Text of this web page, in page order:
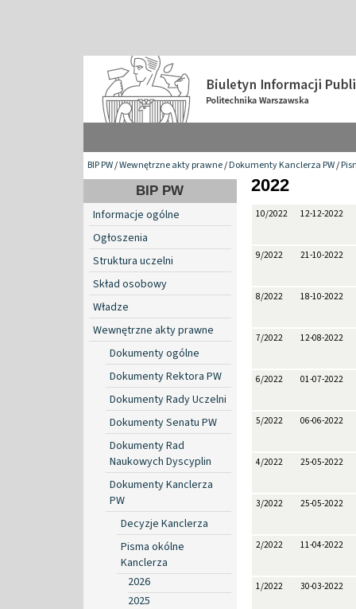
BIP PW/Wewnętrzne akty prawne/Dokumenty Kanclerza PW/
BIP PW
Informacje ogólne
Ogłoszenia
Struktura uczelni
Skład osobowy
Władze
Wewnętrzne akty prawne
Dokumenty ogólne
Dokumenty Rektora PW
Dokumenty Rady Uczelni
Dokumenty Senatu PW
Dokumenty Rad
Naukowych Dyscyplin
Dokumenty Kanclerza
PW
Decyzje Kanclerza
Pisma okólne
Kanclerza
2026
2025
2022
10/2022 12-12-2022
9/2022 21-10-2022
8/2022 18-10-2022
7/2022 12-08-2022
6/2022 01-07-2022
5/2022 06-06-2022
4/2022 25-05-2022
3/2022 25-05-2022
2/2022 11-04-2022
1/2022 30-03-2022